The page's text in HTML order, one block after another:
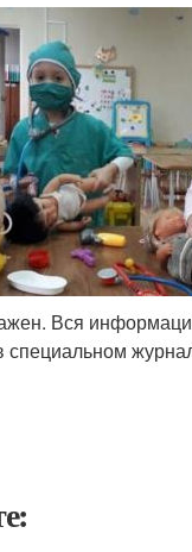
Вся
специальном